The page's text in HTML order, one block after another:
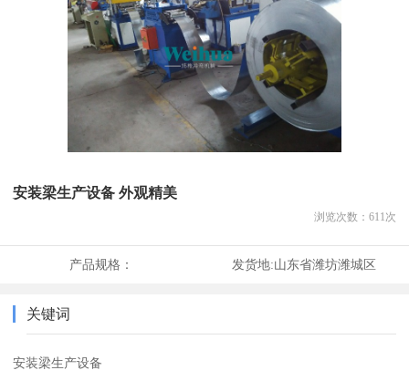
安装梁生产设备 外观精美
浏览次数： 611次
产品规格： 发货地:山东省潍坊潍城区
关键词
安装梁生产设备